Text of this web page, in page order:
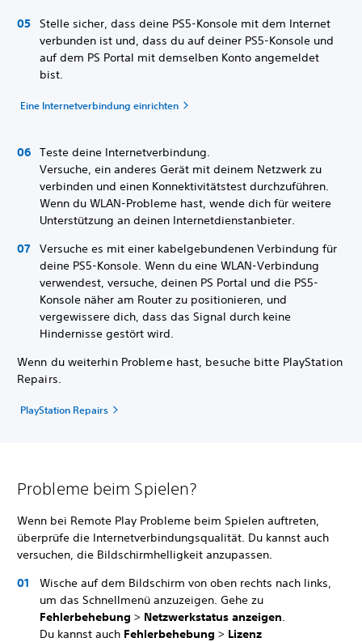
Stelle sicher, dass deine PS5-Konsole mit dem Internet
verbunden ist und, dass du auf deiner PS5-Konsole und
auf dem PS Portal mit demselben Konto angemeldet
bist.
Eine Internetverbindung einrichten
Teste deine Internetverbindung.
Versuche, ein anderes Gerät mit deinem Netzwerk zu
verbinden und einen Konnektivitätstest durchzuführen.
Wenn du WLAN-Probleme hast, wende dich für weitere
Unterstützung an deinen Internetdienstanbieter.
Versuche es mit einer kabelgebundenen Verbindung für
deine PS5-Konsole. Wenn du eine WLAN-Verbindung
verwendest, versuche, deinen PS Portal und die PS5-
Konsole näher am Router zu positionieren, und
vergewissere dich, dass das Signal durch keine
Hindernisse gestört wird.
Wenn du weiterhin Probleme hast, besuche bitte PlayStation
Repairs.
PlayStation Repairs
Probleme beim Spielen?
Wenn bei Remote Play Probleme beim Spielen auftreten,
überprüfe die Internetverbindungsqualität. Du kannst auch
versuchen, die Bildschirmhelligkeit anzupassen.
Wische auf dem Bildschirm von oben rechts nach links,
um das Schnellmenü anzuzeigen. Gehe zu
Fehlerbehebung > Netzwerkstatus anzeigen.
Du kannst auch Fehlerbehebung > Lizenz